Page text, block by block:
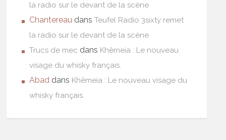
la radio sur le devant de la scène
Chantereau dansTeufel Radio 3sixty remet
la radio sur le devant de la scène
Trucs de mec dans Khêmeia : Le nouveau
visage du whisky français.
Abad dans Khêmeia : Le nouveau visage du
whisky français.